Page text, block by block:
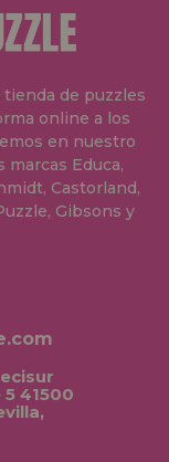
tienda de puzzles
online a los
en nuestro
marcas Educa,
Castorland,
Gibsons y
5 41500